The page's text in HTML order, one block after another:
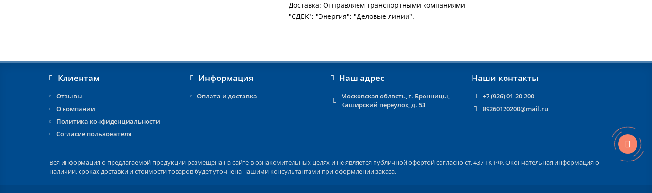
Доставка: Отправляем транспортными компаниями
"СДЕК"; "Энергия"; "Деловые линии".
Клиентам
Отзывы
О компании
Политика конфиденциальности
Согласие пользователя
Информация
Оплата и доставка
Наш адрес
Московская облвсть, г. Бронницы,
Каширский переулок, д. 53
Наши контакты
+7 (926) 01-20-200
89260120200@mail.ru
Вся информация о предлагаемой продукции размещена на сайте в ознакомительных целях и не является публичной офертой согласно ст. 437 ГК РФ. Окончательная информация о
наличии, сроках доставки и стоимости товаров будет уточнена нашими консультантами при оформлении заказа.